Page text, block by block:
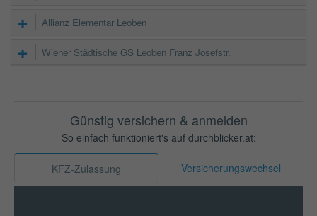
Allianz Elementar Leoben
Wiener Städtische GS Leoben Franz Josefstr.
Günstig versichern & anmelden
So einfach funktioniert's auf durchblicker.at:
KFZ-Zulassung Versicherungswechsel